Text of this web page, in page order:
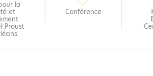
la
et
Proust
Conférence